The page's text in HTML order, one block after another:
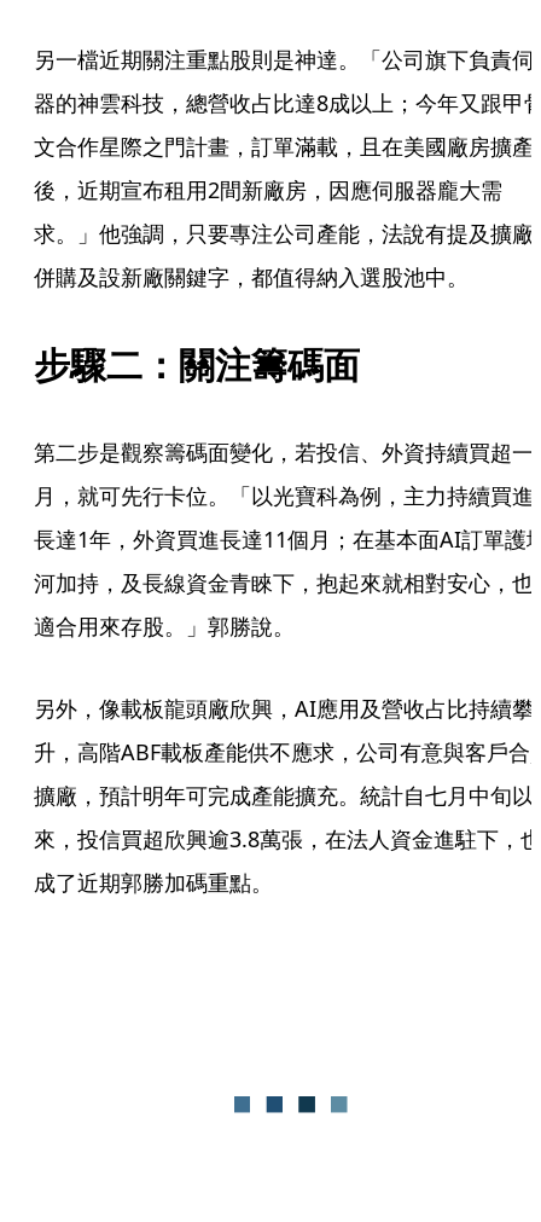
另一檔近期關注重點股則是神達。「公司旗下負責伺
器的神雲科技，總營收占比達8成以上；今年又跟甲
文合作星際之門計畫，訂單滿載，且在美國廠房擴產
後，近期宣布租用2間新廠房，因應伺服器龐大需
求。」他強調，只要專注公司產能，法說有提及擴廠
併購及設新廠關鍵字，都值得納入選股池中。
步驟二：關注籌碼面
第二步是觀察籌碼面變化，若投信、外資持續買超一
月，就可先行卡位。「以光寶科為例，主力持續買進
長達1年，外資買進長達11個月；在基本面AI訂單護
河加持，及長線資金青睞下，抱起來就相對安心，也
適合用來存股。」郭勝說。
另外，像載板龍頭廠欣興，AI應用及營收占比持續攀
升，高階ABF載板產能供不應求，公司有意與客戶合
擴廠，預計明年可完成產能擴充。統計自七月中旬以
來，投信買超欣興逾3.8萬張，在法人資金進駐下，也
成了近期郭勝加碼重點。